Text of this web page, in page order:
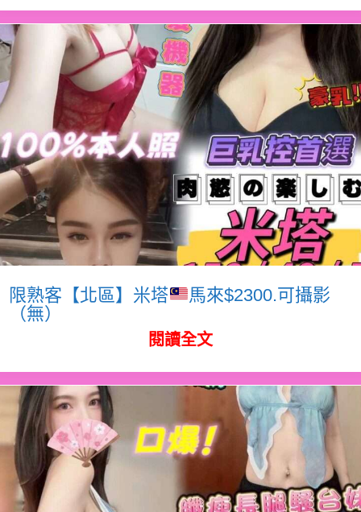
限熟客【北區】米塔
馬來$2300.可攝影
（無）
閱讀全文